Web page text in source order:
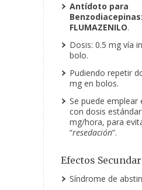
Antídoto para
Benzodiacepinas:
FLUMAZENILO.
Dosis: 0.5 mg vía
bolo.
Pudiendo repetir
mg en bolos.
Se puede emplear
con dosis
mg/hora, para
“resedación”.
Efectos
Síndrome de